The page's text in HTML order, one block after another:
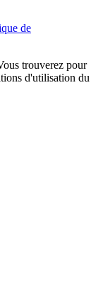
de
trouverez pour
d'utilisation du